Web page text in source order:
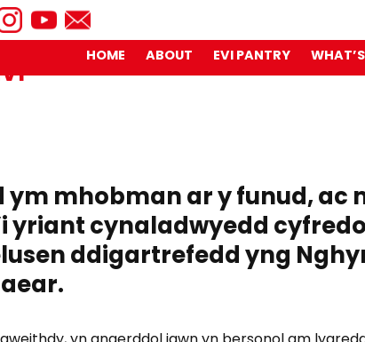
HOME ABOUT EVI PANTRY
ym mhobman ar y funud,
yriant cynaladwyedd
ddigartrefedd yng